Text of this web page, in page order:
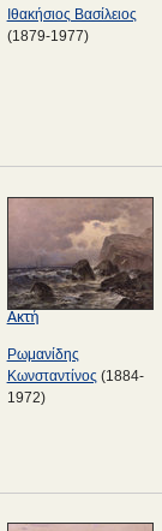
Ιθακήσιος Βασίλειος
(1879-1977)
Ακτή
Ρωμανίδης
Κωνσταντίνος (1884-
1972)